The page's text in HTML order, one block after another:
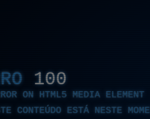
100
ON HTML5 MEDIA ELEMENT
CONTEÚDO ESTÁ NESTE